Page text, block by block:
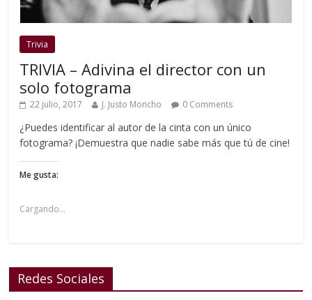
Trivia
TRIVIA – Adivina el director con un
solo fotograma
22 julio, 2017 J. Justo Moncho 0 Comments
¿Puedes identificar al autor de la cinta con un único
fotograma? ¡Demuestra que nadie sabe más que tú de cine!
Me gusta:
Cargando...
Redes Sociales